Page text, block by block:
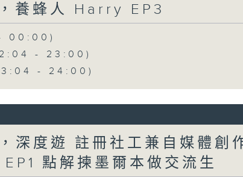
養蜂人 Harry EP3
00:00)
- 23:00)
- 24:00)
深度遊 註冊社工兼自媒體創
點解揀墨爾本做交流生